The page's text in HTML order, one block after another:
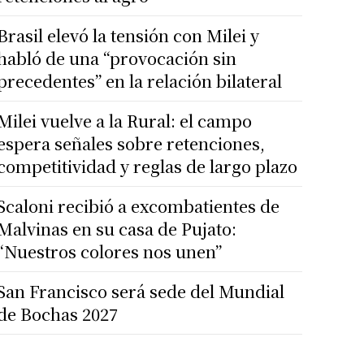
elevó la tensión con Milei y
de una “provocación sin
en la relación bilateral
vuelve a la Rural: el campo
señales sobre retenciones,
y reglas de largo plazo
recibió a excombatientes de
en su casa de Pujato:
colores nos unen”
Francisco será sede del Mundial
Bochas 2027